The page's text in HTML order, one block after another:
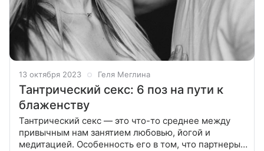
13 октября 2023 Геля Меглина
Тантрический секс: 6 поз на пути к
блаженству
Тантрический секс — это что-то среднее между
привычным нам занятием любовью, йогой и
медитацией. Особенность его в том, что партнеры